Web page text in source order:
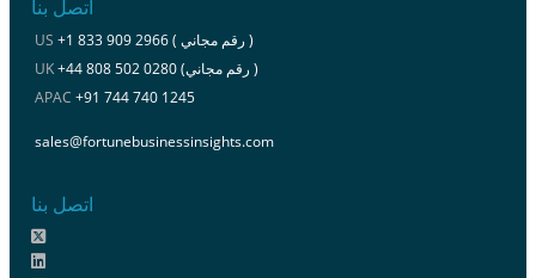
اتصل بنا
US
+1 833 909 2966 ( رقم مجاني )
UK
+44 808 502 0280 (رقم مجاني )
APAC +91 744 740 1245
sales@fortunebusinessinsights.com
اتصل بنا